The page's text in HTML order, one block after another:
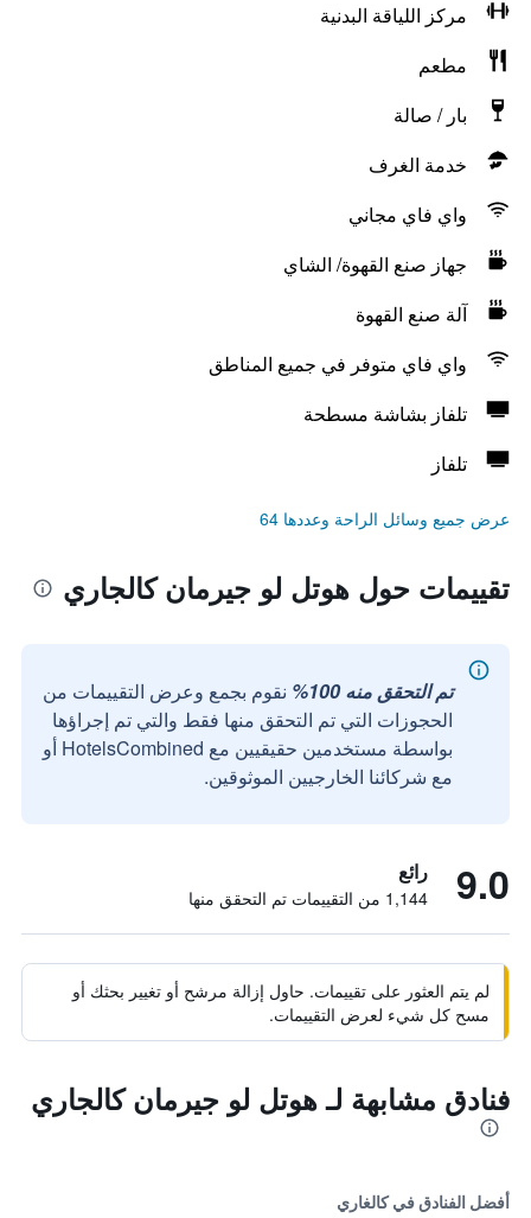
مركز اللياقة البدنية
مطعم
بار / صالة
خدمة الغرف
واي فاي مجاني
جهاز صنع القهوة/ الشاي
آلة صنع القهوة
واي فاي متوفر في جميع المناطق
تلفاز بشاشة مسطحة
تلفاز
عرض جميع وسائل الراحة وعددها 64
تقييمات حول هوتل لو جيرمان كالجاري
تم التحقق منه 100%
نقوم بجمع وعرض التقييمات من
الحجوزات التي تم التحقق منها فقط والتي تم إجراؤها
بواسطة مستخدمين حقيقيين مع HotelsCombined أو
مع شركائنا الخارجيين الموثوقين.
9.0 رائع
1,144 من التقييمات تم التحقق منها
لم يتم العثور على تقييمات. حاول إزالة مرشح أو تغيير بحثك أو
مسح كل شيء لعرض التقييمات.
فنادق مشابهة لـ هوتل لو جيرمان كالجاري
أفضل الفنادق في كالغاري